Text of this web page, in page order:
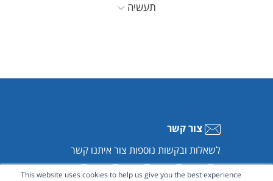
This website uses cookies to help us give you the best experience
תעשיה
צור קשר
לשאלות ובקשות נוספות צור איתנו קשר